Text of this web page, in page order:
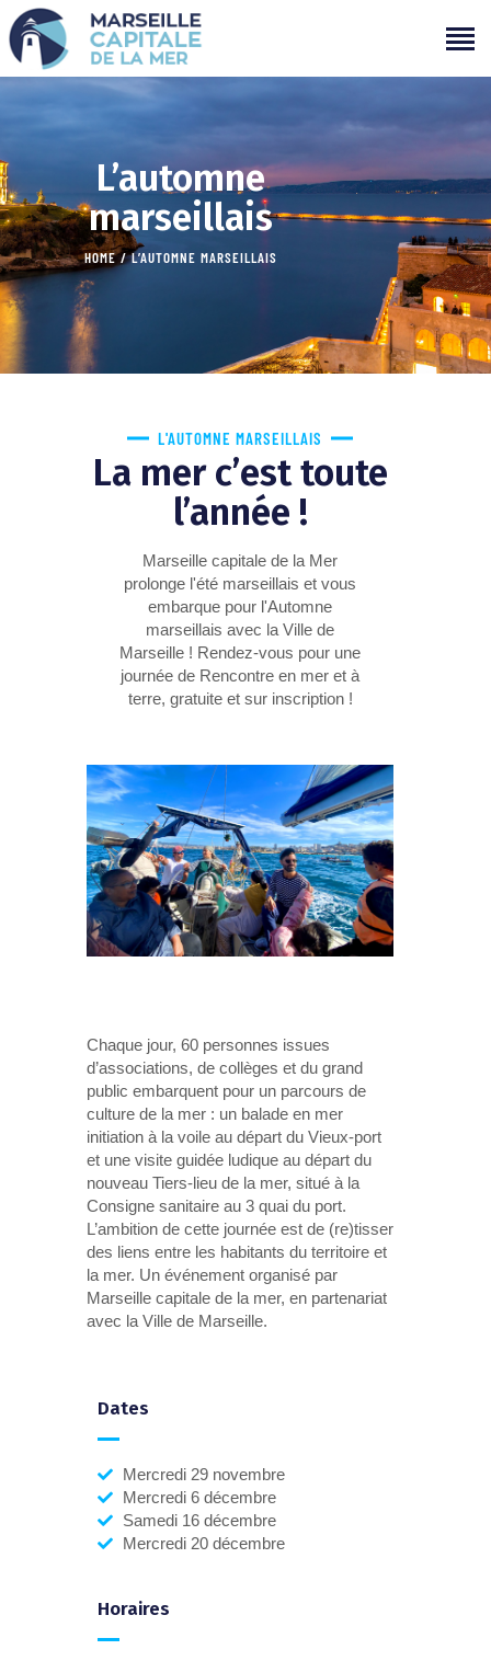
L’automne
marseillais
HOME L’AUTOMNE MARSEILLAIS
PROJETS
CAMPAGNES
ÉVÉNEMENTS PASSÉS
MÉDIAS
PARTENAIRES
CONTACTS
L'AUTOMNE MARSEILLAIS
La mer c’est toute
l’année !
Marseille capitale de la Mer
prolonge l'été marseillais et vous
embarque pour l'Automne
marseillais avec la Ville de
Marseille ! Rendez-vous pour une
journée de Rencontre en mer et à
terre, gratuite et sur inscription !
Chaque jour, 60 personnes issues
d’associations, de collèges et du grand
public embarquent pour un parcours de
culture de la mer : un balade en mer
initiation à la voile au départ du Vieux-port
et une visite guidée ludique au départ du
nouveau Tiers-lieu de la mer, situé à la
Consigne sanitaire au 3 quai du port.
L’ambition de cette journée est de (re)tisser
des liens entre les habitants du territoire et
la mer. Un événement organisé par
Marseille capitale de la mer, en partenariat
avec la Ville de Marseille.
Dates
Mercredi 29 novembre
Mercredi 6 décembre
Samedi 16 décembre
Mercredi 20 décembre
Horaires